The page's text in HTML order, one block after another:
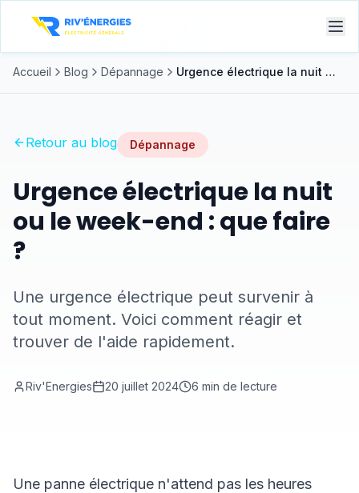
Accueil Blog Dépannage Urgence électrique la nuit ou le week-end : que faire ?
Retour au blog Dépannage
Urgence électrique la nuit
ou le week-end : que faire
?
Une urgence électrique peut survenir à
tout moment. Voici comment réagir et
trouver de l'aide rapidement.
Riv'Energies 20 juillet 2024 6 min de lecture
Une panne électrique n'attend pas les heures